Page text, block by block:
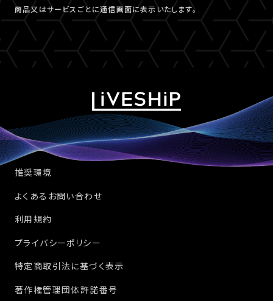
商品又はサービスごとに通信画面に表示いたします。
推奨環境
よくあるお問い合わせ
利用規約
プライバシーポリシー
特定商取引法に基づく表示
著作権管理団体許諾番号